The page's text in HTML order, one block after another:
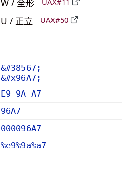
W / 全形
U / 正立 UAX#50
&#38567;
&#x96A7;
E9 9A A7
96A7
000096A7
%e9%9a%a7